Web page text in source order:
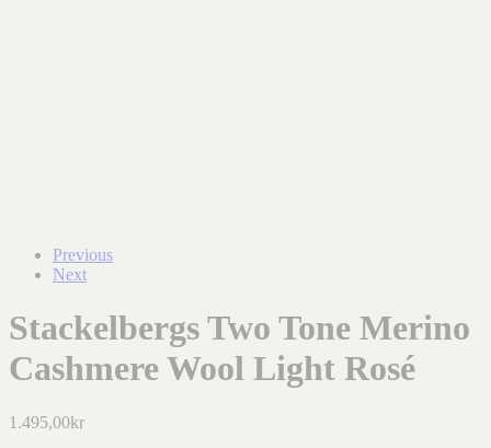
Previous
Next
Stackelbergs Two Tone Merino
Cashmere Wool Light Rosé
1.495,00kr